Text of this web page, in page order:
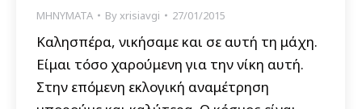
ΜΗΝΥΜΑΤΑ Byxrisiavgi 27/01/2015
Καλησπέρα, νικήσαμε και σε αυτή τη μάχη.
Είμαι τόσο χαρούμενη για την νίκη αυτή.
Στην επόμενη εκλογική αναμέτρηση